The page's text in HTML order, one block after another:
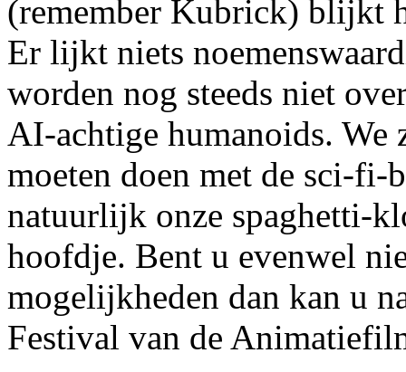
(remember Kubrick) blijkt
Er lijkt niets
worden nog steeds niet
AI-achtige humanoids. We
moeten doen met de sci-
natuurlijk onze spaghetti-
hoofdje. Bent u evenwel
mogelijkheden dan kan u
Festival van de